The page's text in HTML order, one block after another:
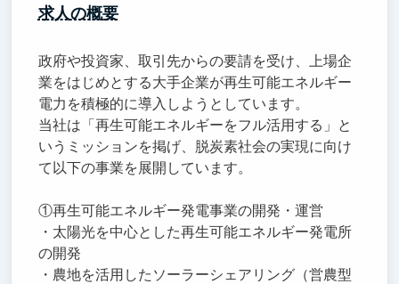
求人の概要
政府や投資家、取引先からの要請を受け、上場企
業をはじめとする大手企業が再生可能エネルギー
電力を積極的に導入しようとしています。
当社は「再生可能エネルギーをフル活用する」と
いうミッションを掲げ、脱炭素社会の実現に向け
て以下の事業を展開しています。
①再生可能エネルギー発電事業の開発・運営
・太陽光を中心とした再生可能エネルギー発電所
の開発
・農地を活用したソーラーシェアリング（営農型